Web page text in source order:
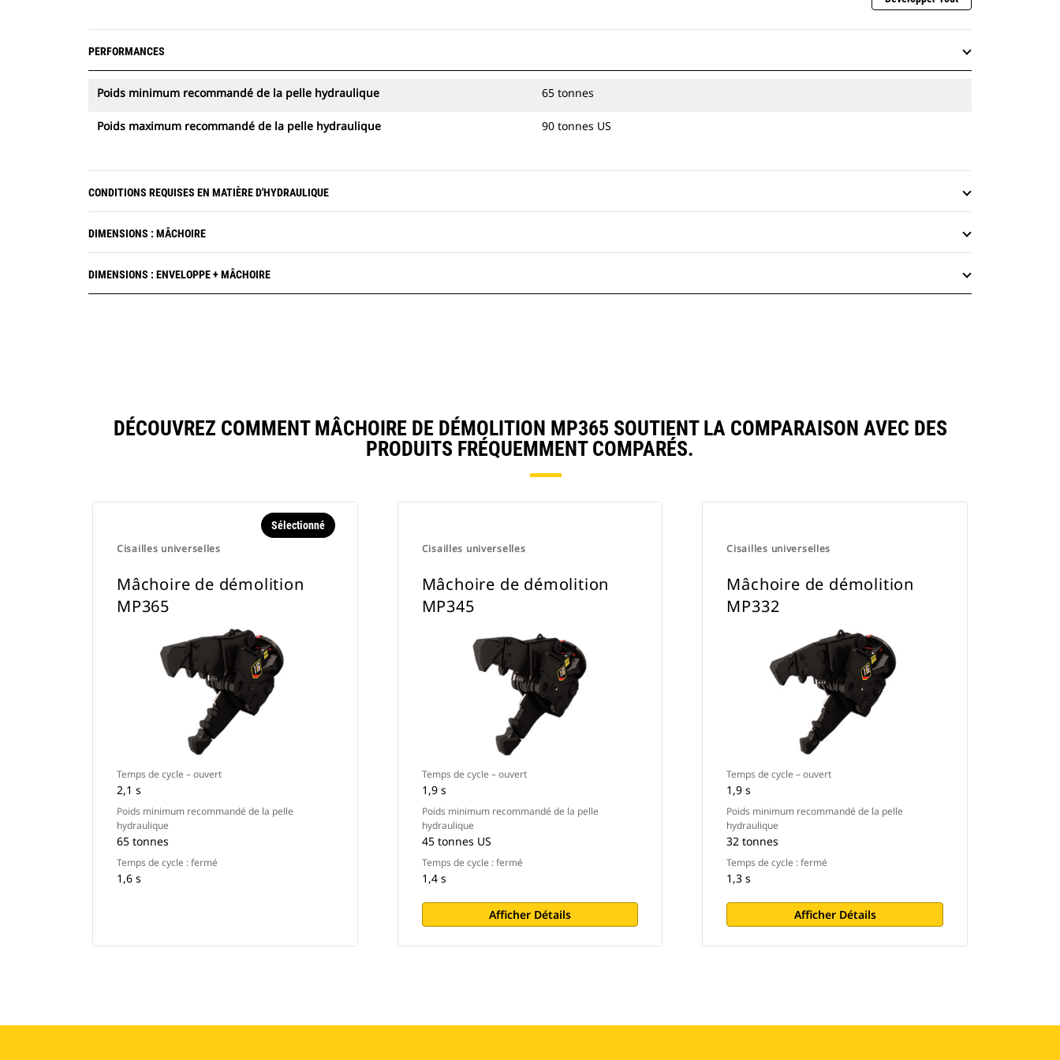
PERFORMANCES
Poids minimum recommandé de la pelle hydraulique 65 tonnes
Poids maximum recommandé de la pelle hydraulique 90 tonnes US
CONDITIONS REQUISES EN MATIÈRE D'HYDRAULIQUE
DIMENSIONS : MÂCHOIRE
DIMENSIONS : ENVELOPPE + MÂCHOIRE
DÉCOUVREZ COMMENT MÂCHOIRE DE DÉMOLITION MP365 SOUTIENT LA COMPARAISON AVEC DES
PRODUITS FRÉQUEMMENT COMPARÉS.
Cisailles universelles
Sélectionné
Mâchoire de démolition
MP365
Temps de cycle – ouvert
2,1 s
Poids minimum recommandé de la pelle
hydraulique
65 tonnes
Temps de cycle : fermé
1,6 s
Cisailles universelles
Mâchoire de démolition
MP345
Temps de cycle – ouvert
1,9 s
Poids minimum recommandé de la pelle
hydraulique
45 tonnes US
Temps de cycle : fermé
1,4 s
Afficher Détails
Cisailles universelles
Mâchoire de démolition
MP332
Temps de cycle – ouvert
1,9 s
Poids minimum recommandé de la pelle
hydraulique
32 tonnes
Temps de cycle : fermé
1,3 s
Afficher Détails